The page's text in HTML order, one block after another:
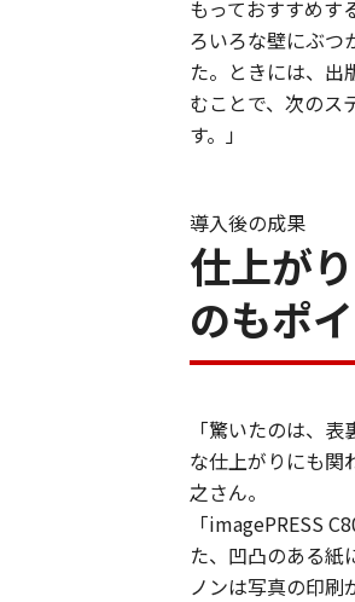
もっておすすめす
ろいろな壁にぶつ
た。ときには、出
むことで、次のス
す。」
導入後の成果
仕上が
のもポ
「驚いたのは、
な仕上がりにも関
之さん。
「imagePRESS
た、凹凸のある紙
ノンは写真の印刷